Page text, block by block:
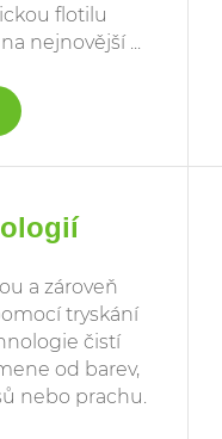
flotilu
nejnovější ...
a zároveň
tryskání
čistí
od barev,
nebo prachu.